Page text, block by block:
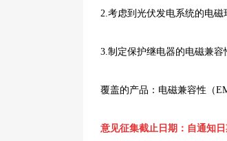
2.考虑到光伏发电系统的电磁
3.制定保护继电器的电磁兼容
覆盖的产品：电磁兼容性（
意见征集截止日期：自通知日